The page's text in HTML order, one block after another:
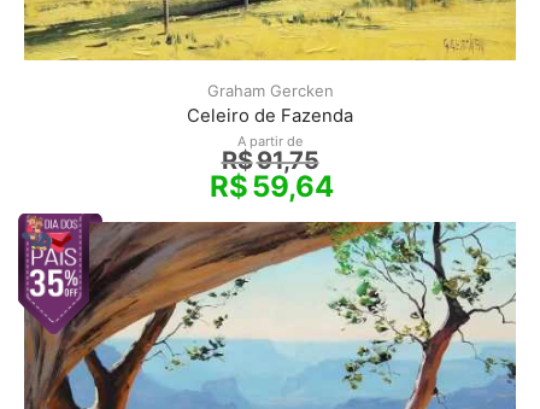
Graham Gercken
Celeiro de Fazenda
A partir de
R$91,75
R$59,64